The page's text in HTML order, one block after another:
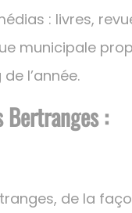
: livres,
municipale
l’année.
Bertranges :
de la